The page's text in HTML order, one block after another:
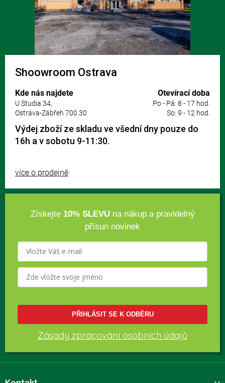
Shoowroom Ostrava
Kde nás najdete
U Studia 34,
Ostrava-Zábřeh 700 30
Otevírací doba
Po - Pá: 8 - 17 hod.
So: 9 - 12 hod.
Výdej zboží ze skladu ve všední dny pouze do
16h a v sobotu 9-11:30.
více o prodejně
Získejte 10% SLEVUna nákup a pravidelný
přísun novinek
PŘIHLÁSIT SE K ODBĚRU
Zásady zpracování osobních údajů